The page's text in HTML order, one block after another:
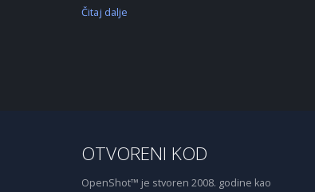
Čitaj dalje
OTVORENI KOD
OpenShot™ je stvoren 2008. godine kao